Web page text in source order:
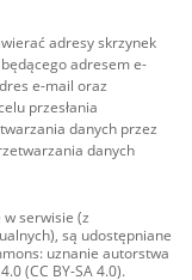
adresy skrzynek
adresem e-
e-mail oraz
przesłania
danych przez
danych
serwisie (z
są udostępniane
uznanie autorstwa
(CC BY-SA 4.0).